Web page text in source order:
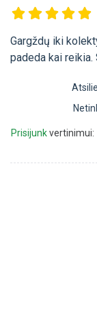
Gargždų iki
padeda kai reikia.
Prisijunkvertinimui: